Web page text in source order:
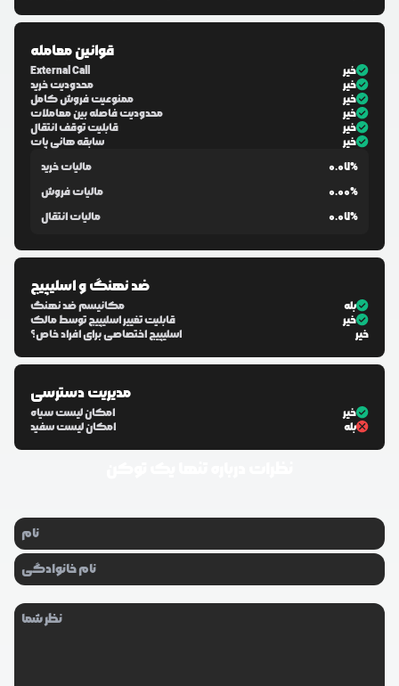
قوانین معامله
External Call
خیر
محدودیت خرید
خیر
ممنوعیت فروش کامل
خیر
محدودیت فاصله بین معاملات
خیر
قابلیت توقف انتقال
خیر
سابقه هانی پات
خیر
مالیات خرید
0.07%
مالیات فروش
0.00%
مالیات انتقال
0.07%
ضد نهنگ و اسلیپیج
مکانیسم ضد نهنگ
بله
قابلیت تغییر اسلیپیج توسط مالک
خیر
اسلیپیج اختصاصی برای افراد خاص؟
خیر
مدیریت دسترسی
امکان لیست سیاه
خیر
امکان لیست سفید
بله